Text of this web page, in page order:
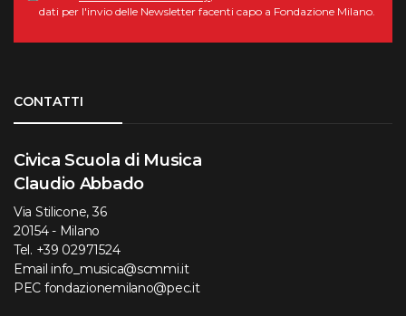
dati per l'invio delle Newsletter facenti capo a Fondazione Milano.
CONTATTI
Civica Scuola di Musica
Claudio Abbado
Via Stilicone, 36
20154 - Milano
Tel. +39 02971524
Email info_musica@scmmi.it
PEC fondazionemilano@pec.it